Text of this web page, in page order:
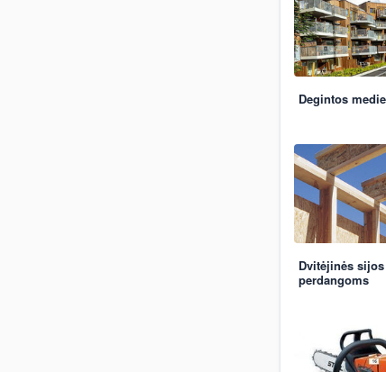
Degintos
Dvitėjinės sijos
perdangoms